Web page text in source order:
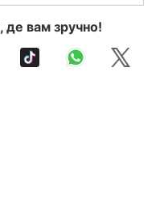
де вам зручно!